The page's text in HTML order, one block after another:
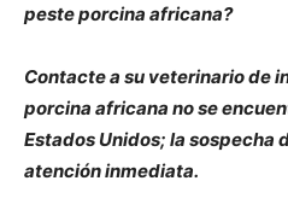
peste porcina africana?
Contacte a su veterinario de
porcina africana no se
Estados Unidos; la sospecha
atención inmediata.